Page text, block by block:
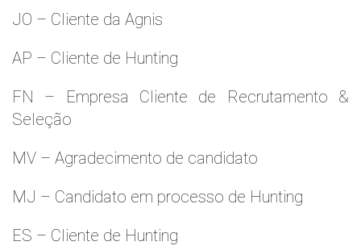
JO – Cliente da Agnis
AP – Cliente de Hunting
FN – Empresa Cliente de Recrutamento &
Seleção
MV – Agradecimento de candidato
MJ – Candidato em processo de Hunting
ES – Cliente de Hunting